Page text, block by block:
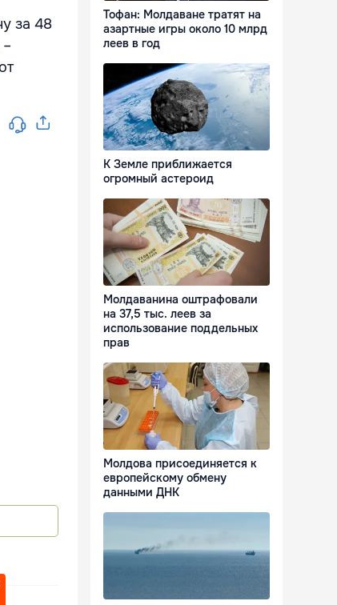
за 48
Тофан: Молдаване тратят на
азартные игры около 10 млрд
леев в год
К Земле приближается
огромный астероид
Молдаванина оштрафовали
на 37,5 тыс. леев за
использование поддельных
прав
Молдова присоединяется к
европейскому обмену
данными ДНК